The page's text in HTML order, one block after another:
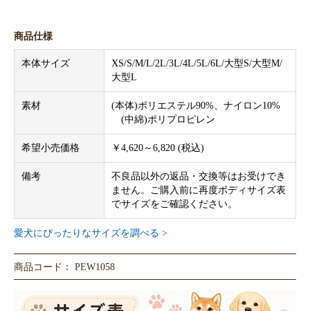
商品仕様
本体サイズ
XS/S/M/L/2L/3L/4L/5L/6L/大型S/大型M/
大型L
素材
(本体)ポリエステル90%、ナイロン10%
(中綿)ポリプロピレン
希望小売価格 ￥4,620～6,820 (税込)
備考
不良品以外の返品・交換等はお受けでき
ません。ご購入前に再度ボディサイズ表
でサイズをご確認ください。
愛犬にぴったりなサイズを調べる >
商品コード： PEW1058